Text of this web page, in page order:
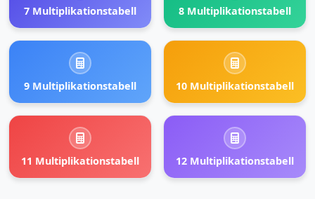
7 Multiplikationstabell 8 Multiplikationstabell
9 Multiplikationstabell 10 Multiplikationstabell
11 Multiplikationstabell 12 Multiplikationstabell